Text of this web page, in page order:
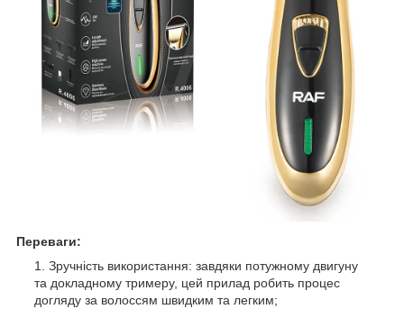
Переваги:
Зручність використання: завдяки потужному двигуну
та докладному тримеру, цей прилад робить процес
догляду за волоссям швидким та легким;